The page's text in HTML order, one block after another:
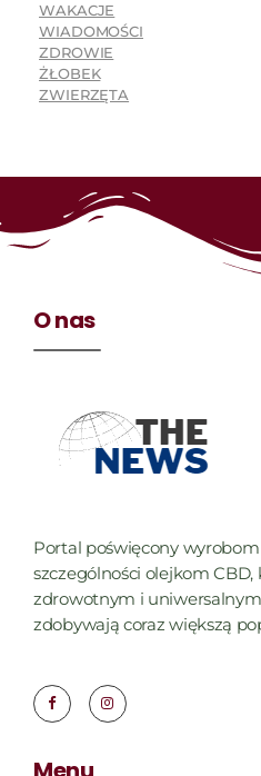
WAKACJE
WIADOMOŚCI
ZDROWIE
ŻŁOBEK
ZWIERZĘTA
O nas
Portal poświęcony
szczególności olejkom
zdrowotnym i uniwersalnym
zdobywają coraz większą